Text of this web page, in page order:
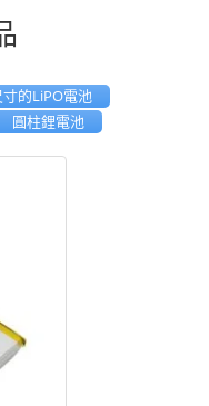
的LiPO電池
圓柱鋰電池